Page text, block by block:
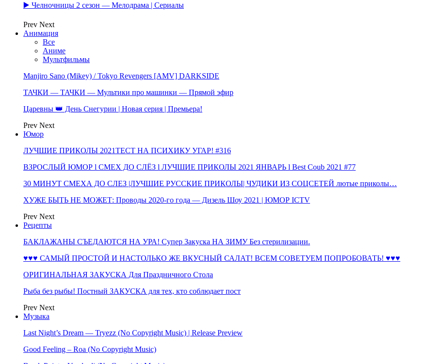
▶️ Челночницы 2 сезон — Мелодрама | Сериалы
Prev Next
Анимация
Все
Аниме
Мультфильмы
Manjiro Sano (Mikey) / Tokyo Revengers [AMV] DARKSIDE
ТАЧКИ — ТАЧКИ — Мультики про машинки — Прямой эфир
Царевны 👑 День Снегурии | Новая серия | Премьера!
Prev Next
Юмор
ЛУЧШИЕ ПРИКОЛЫ 2021ТЕСТ НА ПСИХИКУ УГАР! #316
ВЗРОСЛЫЙ ЮМОР l СМЕХ ДО СЛЁЗ l ЛУЧШИЕ ПРИКОЛЫ 2021 ЯНВАРЬ l Best Coub 2021 #77
30 МИНУТ СМЕХА ДО СЛЕЗ |ЛУЧШИЕ РУССКИЕ ПРИКОЛЫ| ЧУДИКИ ИЗ СОЦСЕТЕЙ лютые приколы…
ХУЖЕ БЫТЬ НЕ МОЖЕТ: Проводы 2020-го года — Дизель Шоу 2021 | ЮМОР ICTV
Prev Next
Рецепты
БАКЛАЖАНЫ СЪЕДАЮТСЯ НА УРА! Супер Закуска НА ЗИМУ Без стерилизации.
♥♥♥ САМЫЙ ПРОСТОЙ И НАСТОЛЬКО ЖЕ ВКУСНЫЙ САЛАТ! ВСЕМ СОВЕТУЕМ ПОПРОБОВАТЬ! ♥♥♥
ОРИГИНАЛЬНАЯ ЗАКУСКА Для Праздничного Стола
Рыба без рыбы! Постный ЗАКУСКА для тех, кто соблюдает пост
Prev Next
Музыка
Last Night’s Dream — Tryezz (No Copyright Music) | Release Preview
Good Feeling – Roa (No Copyright Music)